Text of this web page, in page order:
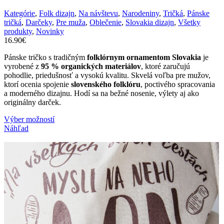
Kategórie, Folk dizajn, Na návštevu, Narodeniny, Tričká, Pánske
tričká, Darčeky, Pre muža, Oblečenie, Slovakia dizajn, Všetky
produkty, Novinky
16.90€
Pánske tričko s tradičným folklórnym ornamentom Slovakia je
vyrobené z 95 % organických materiálov, ktoré zaručujú
pohodlie, priedušnosť a vysokú kvalitu. Skvelá voľba pre mužov,
ktorí ocenia spojenie slovenského folklóru, poctivého spracovania
a moderného dizajnu. Hodí sa na bežné nosenie, výlety aj ako
originálny darček.
Výber možnostíTento
viacero
variantov.
Možnosti
si
môžete
vybrať
na
stránke
produktu.
Náhľad